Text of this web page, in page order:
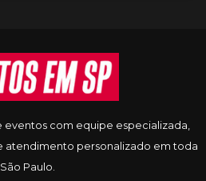
rodapé
com equipe especializada,
personalizado em toda
São Paulo.